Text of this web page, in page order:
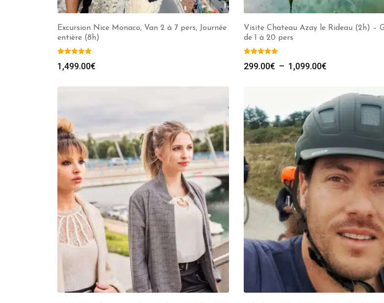
Excursion Nice Monaco, Van 2 à 7 pers, Journée
entière (8h)
1,499.00€
Visite Chateau Azay le Rideau (2h) –
de 1 à 20 pers
299.00€ – 1,099.00€
299.00€
à
1,099.00€